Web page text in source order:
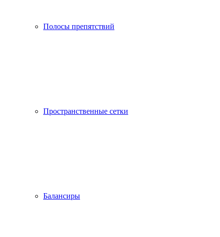
Полосы препятствий
Пространственные сетки
Балансиры